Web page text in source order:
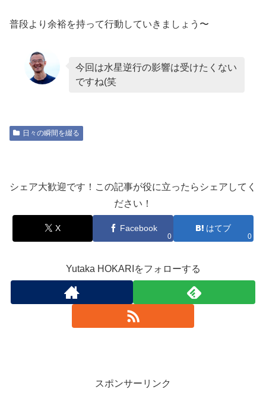
普段より余裕を持って行動していきましょう〜
今回は水星逆行の影響は受けたくない
ですね(笑
日々の瞬間を綴る
シェア大歓迎です！この記事が役に立ったらシェアしてく
ださい！
X Facebook
0
はてブ
0
Yutaka HOKARIをフォローする
スポンサーリンク